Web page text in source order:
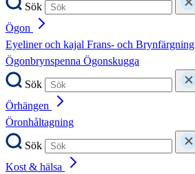
Sök
Ögon
Eyeliner och kajal Frans- och Brynfärgning
Ögonbrynspenna Ögonskugga
Sök
Örhängen
Öronhåltagning
Sök
Kost & hälsa